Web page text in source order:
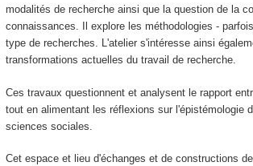
modalités de recherche ainsi que la question de la
connaissances. Il explore les méthodologies -
type de recherches. L'atelier s'intéresse ainsi
transformations actuelles du travail de recherche.
Ces travaux questionnent et analysent le rapport
tout en alimentant les réflexions sur l'épistémologie
sciences sociales.
Cet espace et lieu d'échanges et de constructions